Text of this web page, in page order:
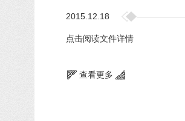
2015.12.18
点击阅读文件详情
查看更多